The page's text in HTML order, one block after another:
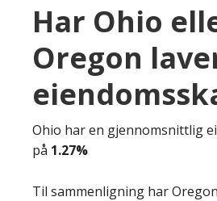
Har Ohio
Oregon
Ohio har en gjennomsnittlig
på 1.27%
Til sammenligning har